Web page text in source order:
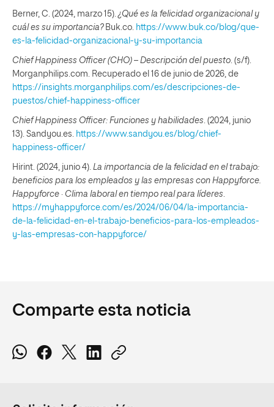
Berner, C. (2024, marzo 15).¿Qué es la felicidad organizacional y
cuál es su importancia?Buk.co. https://www.buk.co/blog/que-
es-la-felicidad-organizacional-y-su-importancia
Chief Happiness Officer (CHO) – Descripción del puesto. (s/f).
Morganphilips.com. Recuperado el 16 de junio de 2026, de
https://insights.morganphilips.com/es/descripciones-de-
puestos/chief-happiness-officer
Chief Happiness Officer: Funciones y habilidades. (2024, junio
13). Sandyou.es. https://www.sandyou.es/blog/chief-
happiness-officer/
Hirint. (2024, junio 4). La importancia de la felicidad en el trabajo:
beneficios para los empleados y las empresas con Happyforce.
Happyforce · Clima laboral en tiempo real para líderes.
https://myhappyforce.com/es/2024/06/04/la-importancia-
de-la-felicidad-en-el-trabajo-beneficios-para-los-empleados-
y-las-empresas-con-happyforce/
Comparte esta noticia